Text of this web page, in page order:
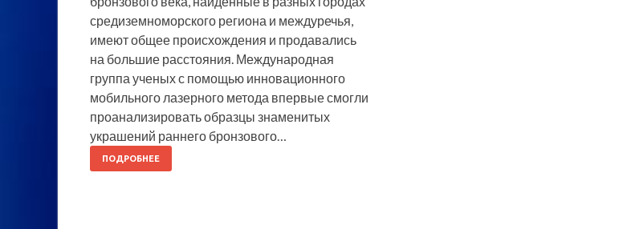
средиземноморского региона и междуречья,
имеют общее происхождения и продавались
на большие расстояния. Международная
группа ученых с помощью инновационного
мобильного лазерного метода впервые смогли
проанализировать образцы знаменитых
украшений раннего бронзового…
ПОДРОБНЕЕ